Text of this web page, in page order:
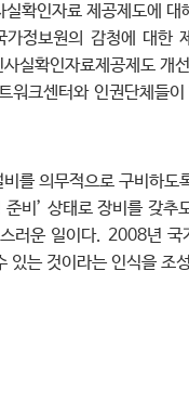
확인자료 제공제도에
정보원의 감청에 대한
실확인자료제공제도 개
워크센터와 인권단체들
를 의무적으로 구비하도
비’ 상태로 장비를 갖추
러운 일이다. 2008년 국
는 것이라는 인식을 조